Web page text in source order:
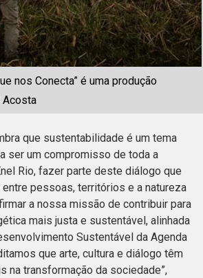
nos Conecta” é uma produção
Acosta
que sustentabilidade é um tema
ser um compromisso de toda a
Rio, fazer parte deste diálogo que
pessoas, territórios e a natureza
a nossa missão de contribuir para
mais justa e sustentável, alinhada
Sustentável da Agenda
que arte, cultura e diálogo têm
na transformação da sociedade”,